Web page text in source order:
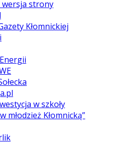
wersja strony
Kłomnickiej
w szkoły
młodzież Kłomnicką”